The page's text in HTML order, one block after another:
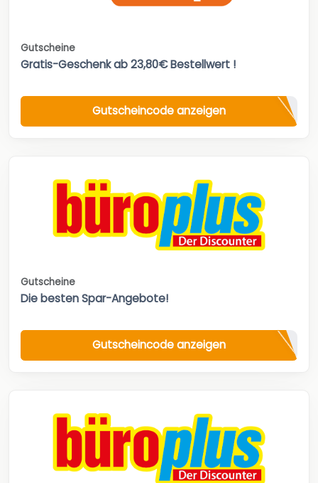
Gutscheine
Gratis-Geschenk ab 23,80€ Bestellwert !
Gutscheincode anzeigen
Gutscheine
Die besten Spar-Angebote!
Gutscheincode anzeigen